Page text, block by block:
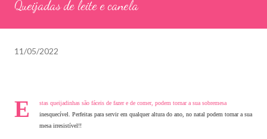
Queijadas de leite e canela
11/05/2022
E
stas queijadinhas são fáceis de fazer e de comer, podem tornar a sua sobremesa
inesquecível. Perfeitas para servir em qualquer altura do ano, no natal podem tornar a sua
mesa irresistível!!